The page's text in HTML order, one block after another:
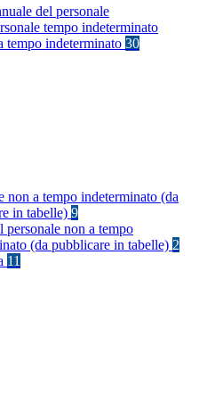
del personale
tempo indeterminato
tempo indeterminato 30
non a tempo indeterminato (da
in tabelle) 9
personale non a tempo
(da pubblicare in tabelle) 2
11